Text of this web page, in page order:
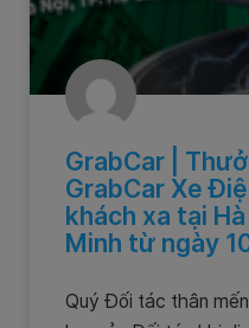
GrabCar |
GrabCar Xe
khách xa tại
Minh từ ngày
Quý Đối tác thân